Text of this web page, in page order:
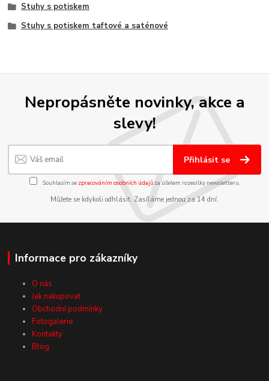
Stuhy s potiskem
Stuhy s potiskem taftové a saténové
Nepropásněte novinky, akce a
slevy!
Přihlásit se
Souhlasím se zpracováním osobních údajůza účelem rozesílky newsletteru.
Můžete se kdykoli odhlásit. Zasíláme jednou za 14 dní.
Informace pro zákazníky
O nás
Jak nakupovat
Obchodní podmínky
Fotogalerie
Kontakty
Blog